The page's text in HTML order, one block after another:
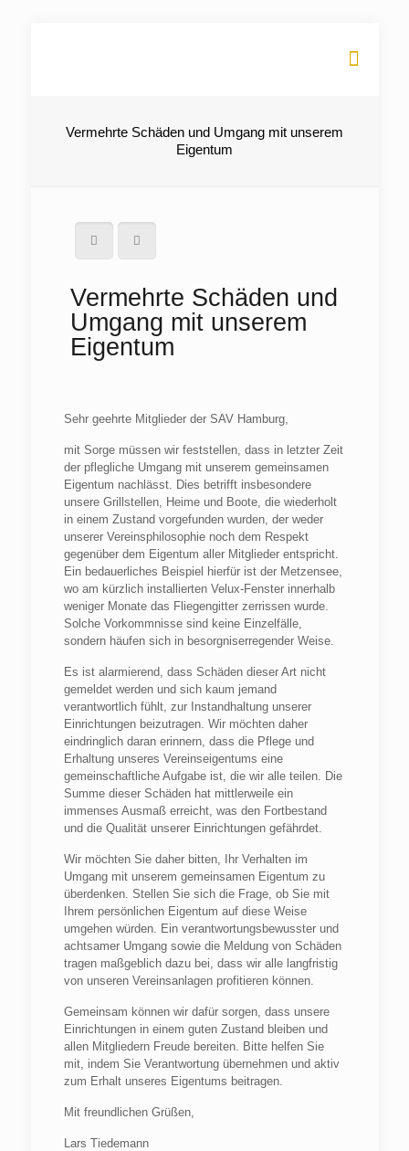
Vermehrte Schäden und Umgang mit unserem
Eigentum
Vermehrte Schäden und
Umgang mit unserem
Eigentum
Sehr geehrte Mitglieder der SAV Hamburg,
mit Sorge müssen wir feststellen, dass in letzter Zeit
der pflegliche Umgang mit unserem gemeinsamen
Eigentum nachlässt. Dies betrifft insbesondere
unsere Grillstellen, Heime und Boote, die wiederholt
in einem Zustand vorgefunden wurden, der weder
unserer Vereinsphilosophie noch dem Respekt
gegenüber dem Eigentum aller Mitglieder entspricht.
Ein bedauerliches Beispiel hierfür ist der Metzensee,
wo am kürzlich installierten Velux-Fenster innerhalb
weniger Monate das Fliegengitter zerrissen wurde.
Solche Vorkommnisse sind keine Einzelfälle,
sondern häufen sich in besorgniserregender Weise.
Es ist alarmierend, dass Schäden dieser Art nicht
gemeldet werden und sich kaum jemand
verantwortlich fühlt, zur Instandhaltung unserer
Einrichtungen beizutragen. Wir möchten daher
eindringlich daran erinnern, dass die Pflege und
Erhaltung unseres Vereinseigentums eine
gemeinschaftliche Aufgabe ist, die wir alle teilen. Die
Summe dieser Schäden hat mittlerweile ein
immenses Ausmaß erreicht, was den Fortbestand
und die Qualität unserer Einrichtungen gefährdet.
Wir möchten Sie daher bitten, Ihr Verhalten im
Umgang mit unserem gemeinsamen Eigentum zu
überdenken. Stellen Sie sich die Frage, ob Sie mit
Ihrem persönlichen Eigentum auf diese Weise
umgehen würden. Ein verantwortungsbewusster und
achtsamer Umgang sowie die Meldung von Schäden
tragen maßgeblich dazu bei, dass wir alle langfristig
von unseren Vereinsanlagen profitieren können.
Gemeinsam können wir dafür sorgen, dass unsere
Einrichtungen in einem guten Zustand bleiben und
allen Mitgliedern Freude bereiten. Bitte helfen Sie
mit, indem Sie Verantwortung übernehmen und aktiv
zum Erhalt unseres Eigentums beitragen.
Mit freundlichen Grüßen,
Lars Tiedemann